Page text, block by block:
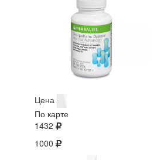
Цена
По карте
1432
1000